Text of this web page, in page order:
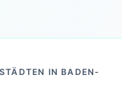
IN BADEN-